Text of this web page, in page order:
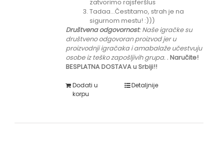
zatvorimo rajsferšlus
Tadaa...Čestitamo, strah je na
sigurnom mestu! :)))
Društvena odgovornost: Naše igračke su
društveno odgovoran proizvod jer u
proizvodnji igračaka i amabalaže učestvuju
osobe iz teško zapošljivih grupa..Naručite!
BESPLATNA DOSTAVA u Srbiji!!
Dodati u
korpu
Detaljnije